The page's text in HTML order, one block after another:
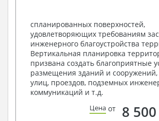
Архитектурные узлы в
2. Конструктивный раздел:
Общие данные по проекту
Схемы расположения и расчеты
Элементы каркаса – схемы
Схема расположения
Опоры перекрытия на стены
Элементы кровли – схемы
спланированных поверхностей,
удовлетворяющих требованиям
инженерного благоустройства
Вертикальная планировка
призвана создать благоприятные
размещения зданий и сооружений,
улиц, проездов, подземных
коммуникаций и т.д.
Цена от 8 500